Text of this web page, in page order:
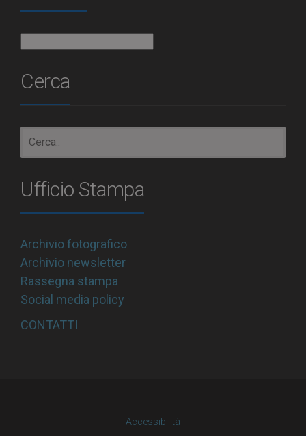
Cerca
Ufficio Stampa
Archivio fotografico
Archivio newsletter
Rassegna stampa
Social media policy
CONTATTI
Accessibilità